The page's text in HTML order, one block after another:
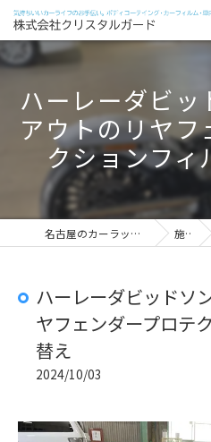
ハーレーダビ
アウトのリヤ
クションフ
名古屋のカーラッピングなら株式会社クリスタルガード 施工実績
ハーレーダビッドソ
ヤフェンダープロテ
替え
2024/10/03